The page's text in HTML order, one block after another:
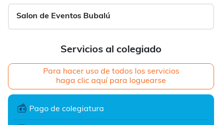
Servicios al colegiado
Para hacer uso de todos los servicios
haga clic aquí para loguearse
Pago de colegiatura
Salon de Eventos Bubalú